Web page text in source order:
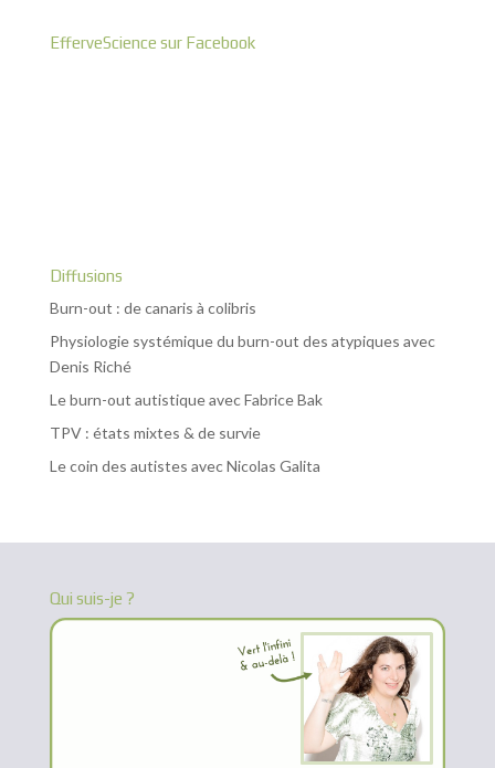
EfferveScience sur Facebook
Diffusions
Burn-out : de canaris à colibris
Physiologie systémique du burn-out des atypiques avec
Denis Riché
Le burn-out autistique avec Fabrice Bak
TPV : états mixtes & de survie
Le coin des autistes avec Nicolas Galita
Qui suis-je ?